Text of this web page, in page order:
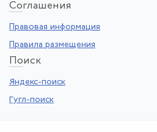
Соглашения
Правовая информация
Правила размещения
Поиск
Яндекс-поиск
Гугл-поиск